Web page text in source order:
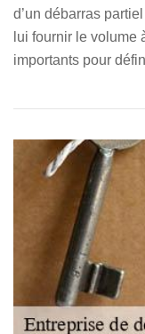
d’un débarras
lui fournir le volume
importants pour